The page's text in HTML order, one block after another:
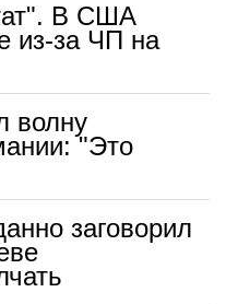
В США
из-за ЧП на
волну
"Это
заговорил